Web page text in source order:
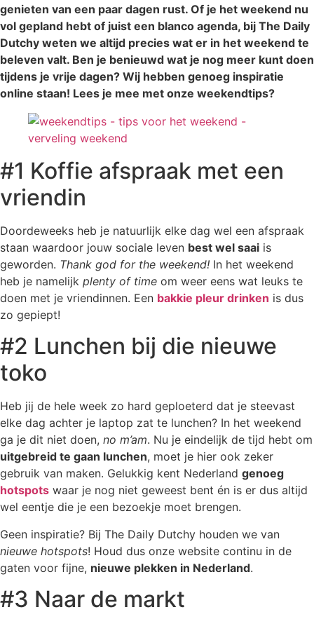
genieten van een paar dagen rust. Of je het weekend nu
vol gepland hebt of juist een blanco agenda, bij The Daily
Dutchy weten we altijd precies wat er in het weekend te
beleven valt. Ben je benieuwd wat je nog meer kunt doen
tijdens je vrije dagen? Wij hebben genoeg inspiratie
online staan! Lees je mee met onze weekendtips?
#1 Koffie afspraak met een
vriendin
Doordeweeks heb je natuurlijk elke dag wel een afspraak
staan waardoor jouw sociale leven best wel saai is
geworden. Thank god for the weekend! In het weekend
heb je namelijk plenty of time om weer eens wat leuks te
doen met je vriendinnen. Een bakkie pleur drinken is dus
zo gepiept!
#2 Lunchen bij die nieuwe
toko
Heb jij de hele week zo hard geploeterd dat je steevast
elke dag achter je laptop zat te lunchen? In het weekend
ga je dit niet doen, no m’am. Nu je eindelijk de tijd hebt om
uitgebreid te gaan lunchen, moet je hier ook zeker
gebruik van maken. Gelukkig kent Nederland genoeg
hotspots waar je nog niet geweest bent én is er dus altijd
wel eentje die je een bezoekje moet brengen.
Geen inspiratie? Bij The Daily Dutchy houden we van
nieuwe hotspots! Houd dus onze website continu in de
gaten voor fijne, nieuwe plekken in Nederland.
#3 Naar de markt